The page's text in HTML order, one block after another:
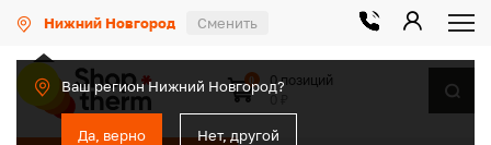
Нижний Новгород Сменить
Ваш регион Нижний Новгород?
Да, верно Нет, другой
0
0 позиций